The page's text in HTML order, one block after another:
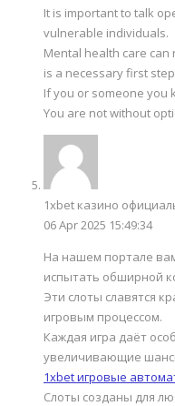
It is important to talk
vulnerable individuals.
Mental health care
is a necessary first
If you or someone you
You are not without
1xbet казино
06 Apr 2025 15:49:34
На нашем портале
испытать обширной
Эти слоты славятся
игровым процессом.
Каждая игра даёт
увеличивающие
1xbet игровые
Слоты созданы для